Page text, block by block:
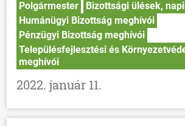
Polgármester
Bizottsági ülések,
Humánügyi Bizottság meghívói
Pénzügyi Bizottság meghívói
Településfejlesztési és
meghívói
2022. január 11.